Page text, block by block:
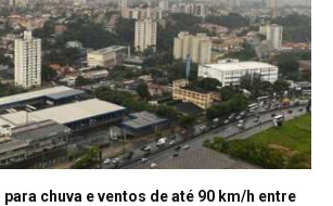
chuva e ventos de até 90 km/h entre